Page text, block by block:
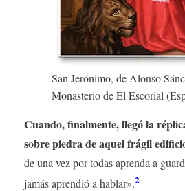
San Jerónimo, de Alonso
Monasterio de El Escorial
Cuando, finalmente, llegó la
sobre piedra de aquel frágil
de una vez por todas aprenda a
jamás aprendió a hablar».2